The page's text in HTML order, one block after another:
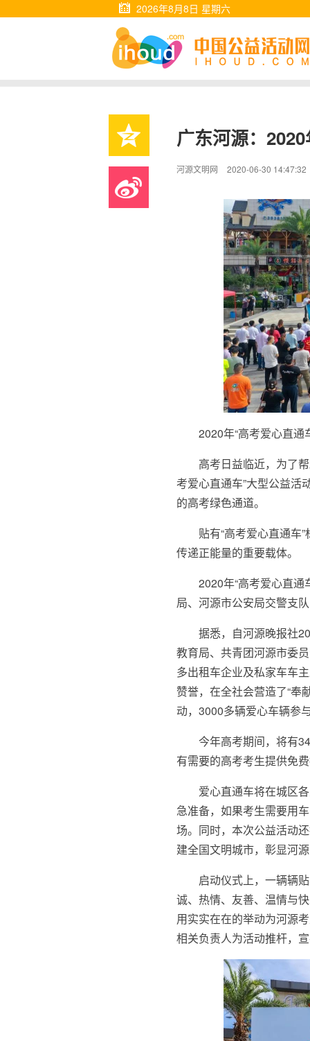
2026年8月8日 星期六
广东河源：
河源文明网 2020-06-30 14:47:32
2020年“高考爱心直
高考日益临近，为了
考爱心直通车”大型公益活
的高考绿色通道。
贴有“高考爱心直通车
传递正能量的重要载体。
2020年“高考爱心直
局、河源市公安局交警支
据悉，自河源晚报社
教育局、共青团河源市委
多出租车企业及私家车车
赞誉，在全社会营造了“奉
动，3000多辆爱心车辆参
今年高考期间，将有
有需要的高考考生提供免
爱心直通车将在城区
急准备，如果考生需要用
场。同时，本次公益活动
建全国文明城市，彰显河
启动仪式上，一辆辆
诚、热情、友善、温情与
用实实在在的举动为河源
相关负责人为活动推杆，